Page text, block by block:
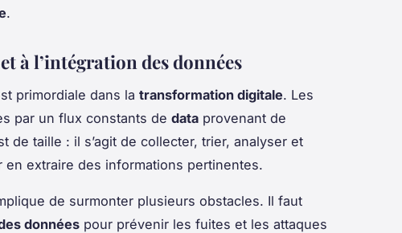
.
à l’intégration des données
primordiale dans la transformation digitale. Les
par un flux constants de data provenant de
de taille : il s’agit de collecter, trier, analyser et
extraire des informations pertinentes.
de surmonter plusieurs obstacles. Il faut
données pour prévenir les fuites et les attaques